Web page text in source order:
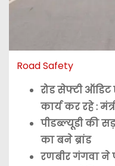
Road Safety
रोड सेफ्टी
कार्य कर रहे :
पीडब्ल्यूडी की
का बने ब्रांड
रणबीर गंगवा ने